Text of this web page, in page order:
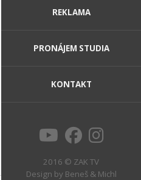
REKLAMA
PRONÁJEM STUDIA
KONTAKT
2016 © ZAK TV
Design by Beneš & Michl